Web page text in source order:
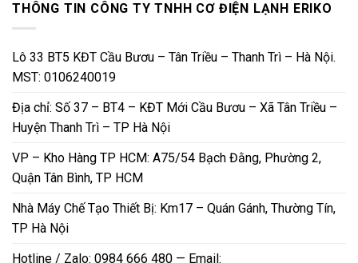
THÔNG TIN CÔNG TY TNHH CƠ ĐIỆN LẠNH ERIKO
Lô 33 BT5 KĐT Cầu Bươu – Tân Triều – Thanh Trì – Hà Nội.
MST: 0106240019
Địa chỉ: Số 37 – BT4 – KĐT Mới Cầu Bươu – Xã Tân Triều –
Huyện Thanh Trì – TP Hà Nội
VP – Kho Hàng TP HCM: A75/54 Bạch Đằng, Phường 2,
Quận Tân Bình, TP HCM
Nhà Máy Chế Tạo Thiết Bị: Km17 – Quán Gánh, Thường Tín,
TP Hà Nội
Hotline / Zalo: 0984 666 480 — Email: